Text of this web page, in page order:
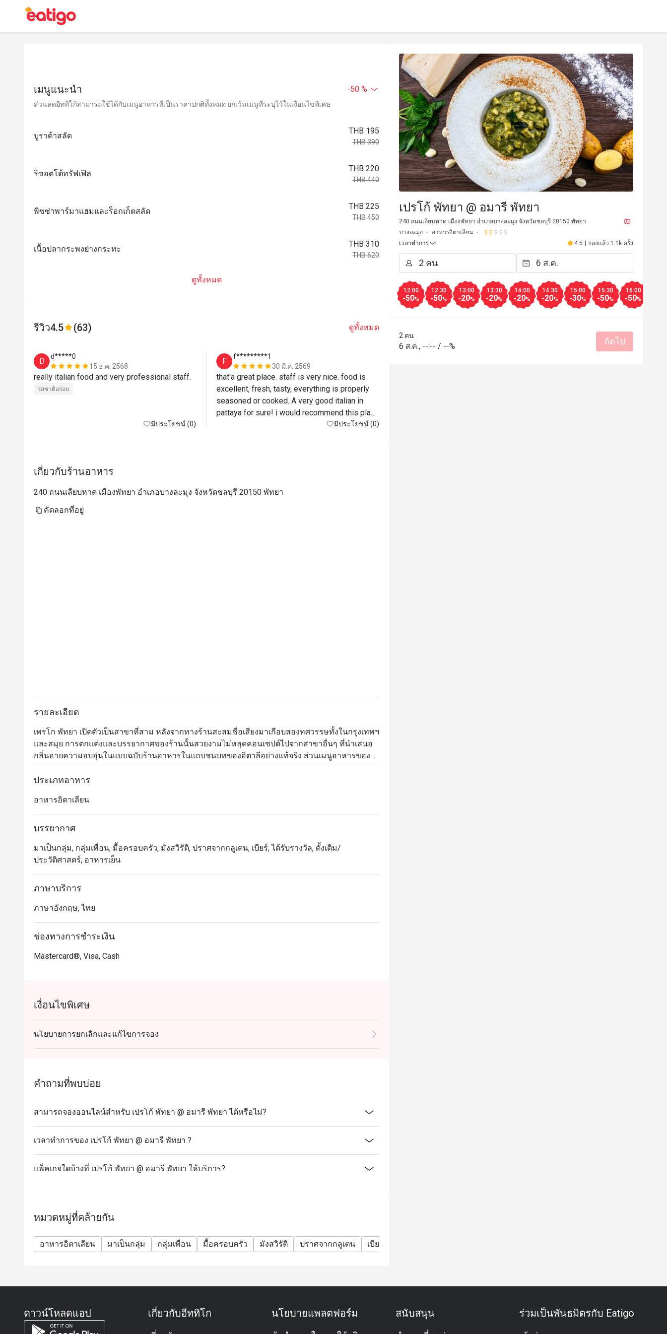
เมนูแนะนำ -50 %
ส่วนลดอีททิโก้สามารถใช้ได้กับเมนูอาหารที่เป็นราคาปกติทั้งหมด ยกเว้นเมนูที่ระบุไว้ในเงื่อนไขพิเศษ
บูราต้าสลัด
THB 195
THB 390
ริซอตโต้ทรัฟเฟิล
THB 220
THB 440
พิซซ่าพาร์มาแฮมและร็อกเก็ตสลัด
THB 225
THB 450
เนื้อปลากระพงย่างกระทะ
THB 310
THB 620
ดูทั้งหมด
รีวิว4.5 (63) ดูทั้งหมด
D
d*****0
15 ธ.ค. 2568
really italian food and very professional staff.
รสชาติอร่อย
มีประโยชน์ (0)
F
f*********1
30 มี.ค. 2569
that'a great place. staff is very nice. food is
excellent, fresh, tasty, everything is properly
seasoned or cooked. A very good italian in
pattaya for sure! i would recommend this place
มีประโยชน์ (0)
เกี่ยวกับร้านอาหาร
240 ถนนเลียบหาด เมืองพัทยา อำเภอบางละมุง จังหวัดชลบุรี 20150 พัทยา
คัดลอกที่อยู่
รายละเอียด
เพรโก พัทยา เปิดตัวเป็นสาขาที่สาม หลังจากทางร้านสะสมชื่อเสียงมาเกือบสองทศวรรษทั้งในกรุงเทพฯ
และสมุย การตกแต่งและบรรยากาศของร้านนั้นสวยงามไม่หลุดคอนเซปต์ไปจากสาขาอื่นๆ ที่นำเสนอ
กลิ่นอายความอบอุ่นในแบบฉบับร้านอาหารในแถบชนบทของอิตาลีอย่างแท้จริง ส่วนเมนูอาหารของ
สาขาพัทยานี้ดูแลโดยเชฟมาร์โก (Marco Boscaini) ที่เชี่ยวชาญในรสชาติคลาสสิกแบบอิตาเลียน และ
ทางร้านยังมีเมนูพิเศษสำหรับเด็กๆ ด้วย ไฮไลต์ที่โดดเด่นของเชฟคือพิซซ่าเตาถ่านหอมกรุ่นและเพรโก
ประเภทอาหาร
อาหารอิตาเลียน
บรรยากาศ
มาเป็นกลุ่ม, กลุ่มเพื่อน, มื้อครอบครัว, มังสวิรัติ, ปราศจากกลูเตน, เบียร์, ได้รับรางวัล, ดั้งเดิม/
ประวัติศาสตร์, อาหารเย็น
ภาษาบริการ
ภาษาอังกฤษ, ไทย
ช่องทางการชำระเงิน
Mastercard®, Visa, Cash
เงื่อนไขพิเศษ
นโยบายการยกเลิกและแก้ไขการจอง
คำถามที่พบบ่อย
สามารถจองออนไลน์สำหรับ เปรโก้ พัทยา @ อมารี พัทยา ได้หรือไม่?
เวลาทำการของ เปรโก้ พัทยา @ อมารี พัทยา ?
แพ็คเกจใดบ้างที่ เปรโก้ พัทยา @ อมารี พัทยา ให้บริการ?
หมวดหมู่ที่คล้ายกัน
อาหารอิตาเลียน มาเป็นกลุ่ม กลุ่มเพื่อน มื้อครอบครัว มังสวิรัติ ปราศจากกลูเตน เบียร์
เปรโก้ พัทยา @ อมารี พัทยา
240 ถนนเลียบหาด เมืองพัทยา อำเภอบางละมุง จังหวัดชลบุรี 20150 พัทยา
บางละมุง
อาหารอิตาเลียน
เวลาทำการ
4.5 | จองแล้ว 1.1k ครั้ง
12:00
-50%
12:30
-50%
13:00
-20%
13:30
-20%
14:00
-20%
14:30
-20%
15:00
-30%
15:30
-50%
16:00
-50%
2 คน
6 ส.ค., --:-- / --% ถัดไป
ดาวน์โหลดแอป เกี่ยวกับอีททิโก นโยบายแพลตฟอร์ม สนับสนุน ร่วมเป็นพันธมิตรกับ Eatigo